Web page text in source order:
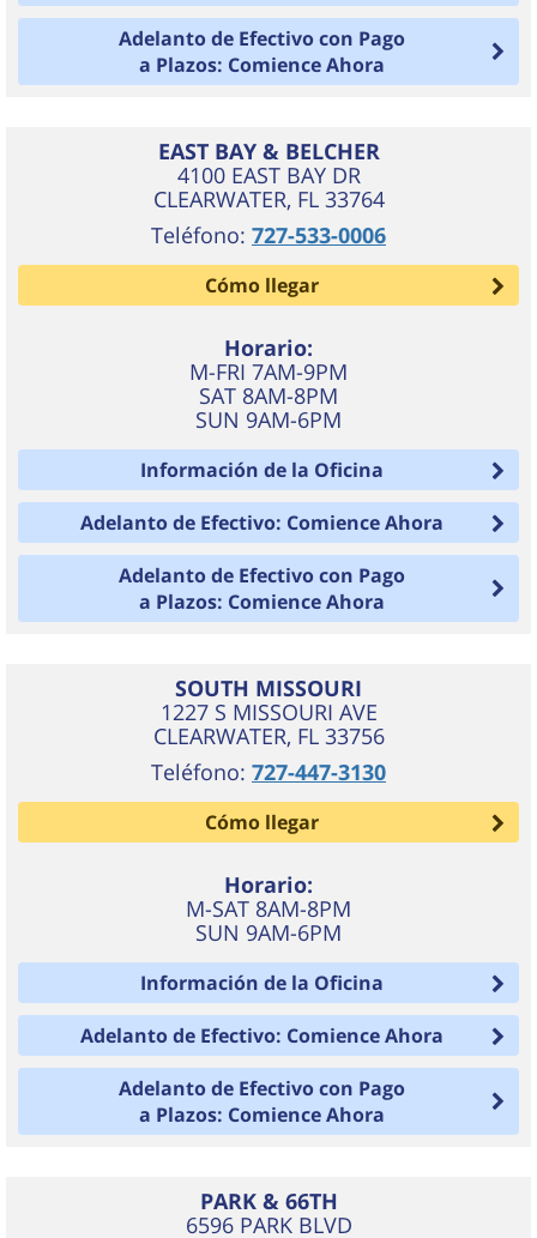
Adelanto de Efectivo con Pago
a Plazos: Comience Ahora
EAST BAY & BELCHER
4100 EAST BAY DR
CLEARWATER, FL 33764
Teléfono: 727-533-0006
Cómo llegar
Horario:
M-FRI 7AM-9PM
SAT 8AM-8PM
SUN 9AM-6PM
Información de la Oficina
Adelanto de Efectivo: Comience Ahora
Adelanto de Efectivo con Pago
a Plazos: Comience Ahora
SOUTH MISSOURI
1227 S MISSOURI AVE
CLEARWATER, FL 33756
Teléfono: 727-447-3130
Cómo llegar
Horario:
M-SAT 8AM-8PM
SUN 9AM-6PM
Información de la Oficina
Adelanto de Efectivo: Comience Ahora
Adelanto de Efectivo con Pago
a Plazos: Comience Ahora
PARK & 66TH
6596 PARK BLVD